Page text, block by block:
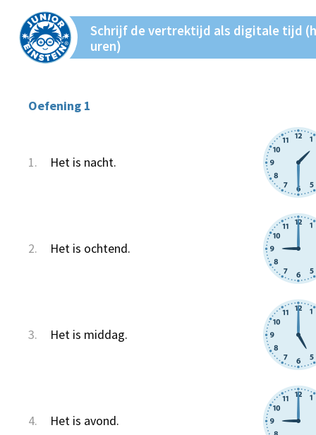
Schrijf de vertrektijd als digitale tijd
uren)
Oefening 1
1. Het is nacht.
2. Het is ochtend.
3. Het is middag.
4. Het is avond.